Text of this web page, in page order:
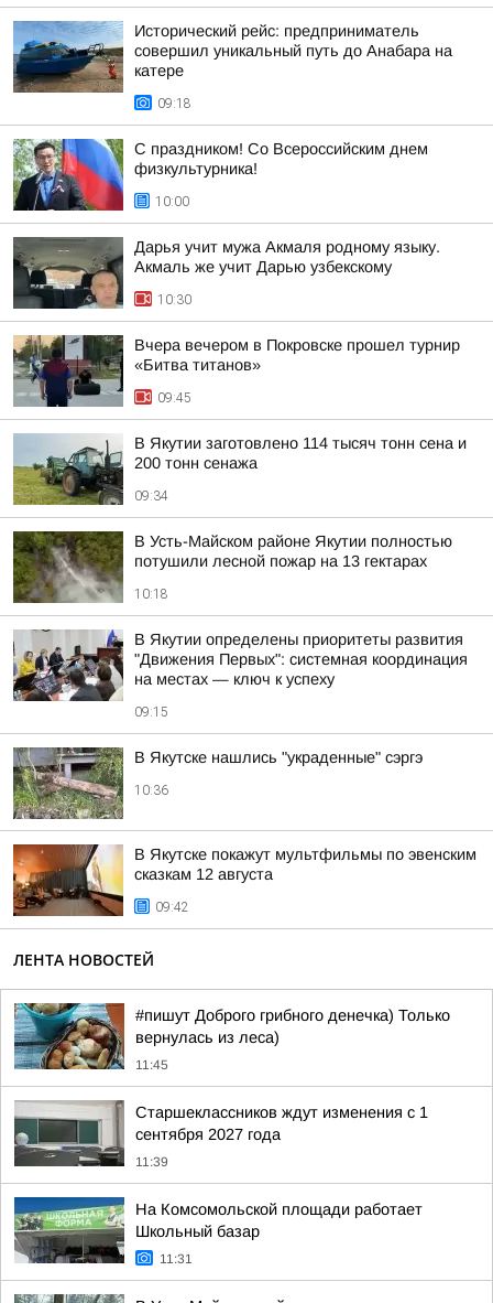
Исторический рейс: предприниматель
совершил уникальный путь до Анабара на
катере
09:18
С праздником! Со Всероссийским днем
физкультурника!
10:00
Дарья учит мужа Акмаля родному языку.
Акмаль же учит Дарью узбекскому
10:30
Вчера вечером в Покровске прошел турнир
«Битва титанов»
09:45
В Якутии заготовлено 114 тысяч тонн сена и
200 тонн сенажа
09:34
В Усть-Майском районе Якутии полностью
потушили лесной пожар на 13 гектарах
10:18
В Якутии определены приоритеты развития
"Движения Первых": системная координация
на местах — ключ к успеху
09:15
В Якутске нашлись "украденные" сэргэ
10:36
В Якутске покажут мультфильмы по эвенским
сказкам 12 августа
09:42
ЛЕНТА НОВОСТЕЙ
#пишут Доброго грибного денечка) Только
вернулась из леса)
11:45
Старшеклассников ждут изменения с 1
сентября 2027 года
11:39
На Комсомольской площади работает
Школьный базар
11:31